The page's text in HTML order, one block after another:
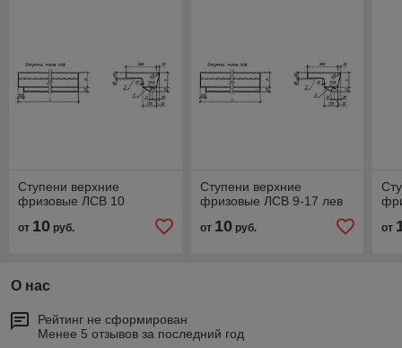
Ступени верхние
фризовые ЛСВ 10
от 10 руб.
Ступени верхние
фризовые ЛСВ 9-17 лев
от 10руб. от
О нас
Рейтинг не сформирован
Менее 5 отзывов за последний год